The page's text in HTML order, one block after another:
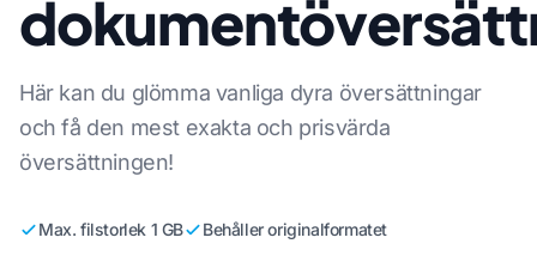
Här kan du glömma vanliga dyra översättningar
och få den mest exakta och prisvärda
översättningen!
Max. filstorlek 1 GB Behåller originalformatet